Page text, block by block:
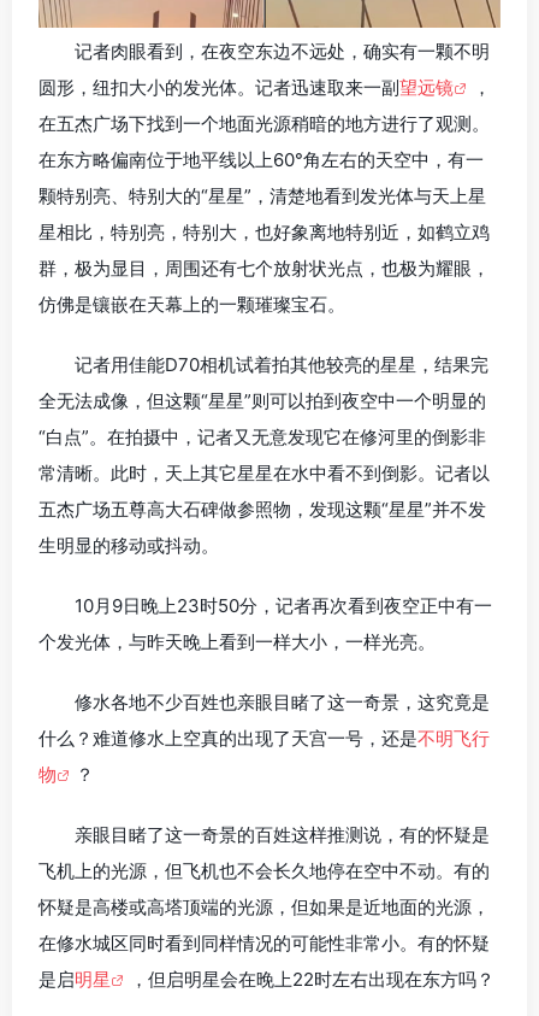
记者肉眼看到，在夜空东边不远处，确实有一颗不明
圆形，纽扣大小的发光体。记者迅速取来一副望远镜
，
在五杰广场下找到一个地面光源稍暗的地方进行了观测。
在东方略偏南位于地平线以上60°角左右的天空中，有一
颗特别亮、特别大的“星星”，清楚地看到发光体与天上星
星相比，特别亮，特别大，也好象离地特别近，如鹤立鸡
群，极为显目，周围还有七个放射状光点，也极为耀眼，
仿佛是镶嵌在天幕上的一颗璀璨宝石。
记者用佳能D70相机试着拍其他较亮的星星，结果完
全无法成像，但这颗“星星”则可以拍到夜空中一个明显的
“白点”。在拍摄中，记者又无意发现它在修河里的倒影非
常清晰。此时，天上其它星星在水中看不到倒影。记者以
五杰广场五尊高大石碑做参照物，发现这颗“星星”并不发
生明显的移动或抖动。
10月9日晚上23时50分，记者再次看到夜空正中有一
个发光体，与昨天晚上看到一样大小，一样光亮。
修水各地不少百姓也亲眼目睹了这一奇景，这究竟是
什么？难道修水上空真的出现了天宫一号，还是不明飞行
物
？
亲眼目睹了这一奇景的百姓这样推测说，有的怀疑是
飞机上的光源，但飞机也不会长久地停在空中不动。有的
怀疑是高楼或高塔顶端的光源，但如果是近地面的光源，
在修水城区同时看到同样情况的可能性非常小。有的怀疑
是启明星 ，但启明星会在晚上22时左右出现在东方吗？